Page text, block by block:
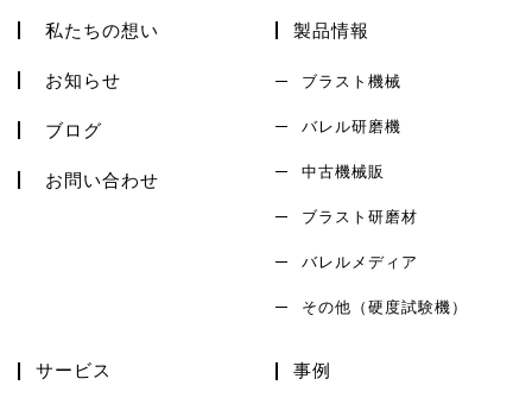
私たちの想い
お知らせ
ブログ
お問い合わせ
製品情報
ブラスト機械
バレル研磨機
中古機械販
ブラスト研磨材
バレルメディア
その他（硬度試験機）
サービス 事例